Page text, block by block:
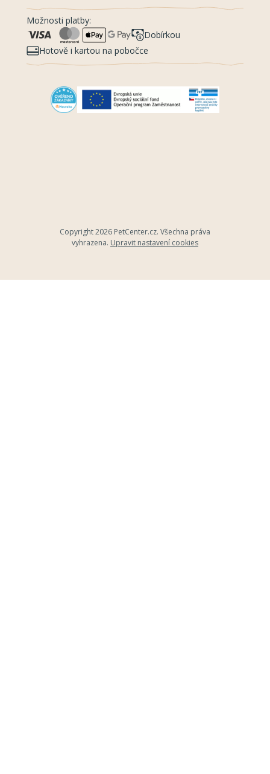
Možnosti platby:
Dobírkou
Hotově i kartou na pobočce
Copyright 2026 PetCenter.cz. Všechna práva
vyhrazena. Upravit nastavení cookies